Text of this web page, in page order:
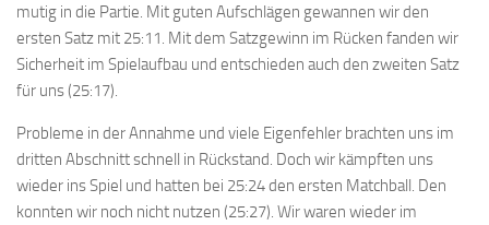
mutig in die Partie. Mit guten Aufschlägen gewannen wir den
ersten Satz mit 25:11. Mit dem Satzgewinn im Rücken fanden wir
Sicherheit im Spielaufbau und entschieden auch den zweiten Satz
für uns (25:17).
Probleme in der Annahme und viele Eigenfehler brachten uns im
dritten Abschnitt schnell in Rückstand. Doch wir kämpften uns
wieder ins Spiel und hatten bei 25:24 den ersten Matchball. Den
konnten wir noch nicht nutzen (25:27). Wir waren wieder im